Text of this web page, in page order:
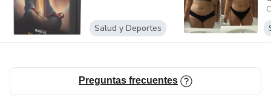
Salud y Deportes
Preguntas frecuentes